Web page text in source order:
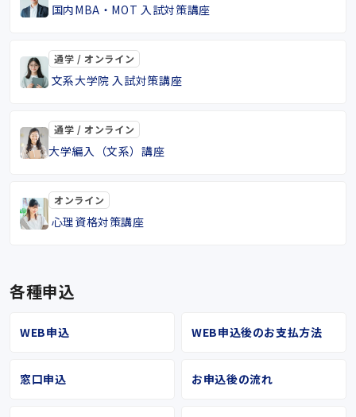
国内MBA・MOT 入試対策講座
通学 / オンライン
文系大学院 入試対策講座
通学 / オンライン
大学編入（文系）講座
オンライン
心理資格対策講座
各種申込
WEB申込 WEB申込後のお支払方法
窓口申込 お申込後の流れ